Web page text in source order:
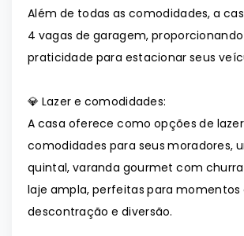
Além de todas as comodidades, a
4 vagas de garagem,
praticidade para estacionar seus
💎 Lazer e comodidades:
A casa oferece como opções de
comodidades para seus moradores,
quintal, varanda gourmet com
laje ampla, perfeitas para momentos
descontração e diversão.